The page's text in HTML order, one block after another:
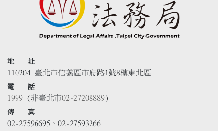
地 址
110204 臺北市信義區市府路1號8樓東北區
電 話
1999 (非臺北市02-27208889)
傳 真
02-27596695、02-27593266